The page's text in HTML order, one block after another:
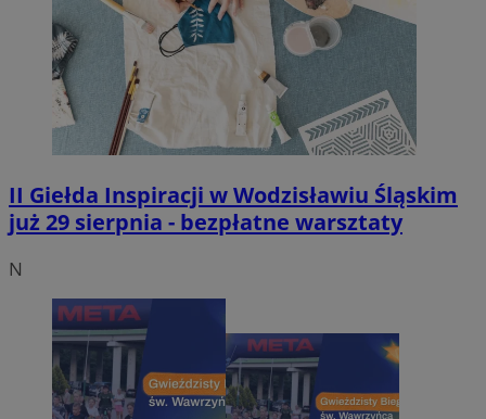
II Giełda Inspiracji w Wodzisławiu Śląskim
już 29 sierpnia - bezpłatne warsztaty
N